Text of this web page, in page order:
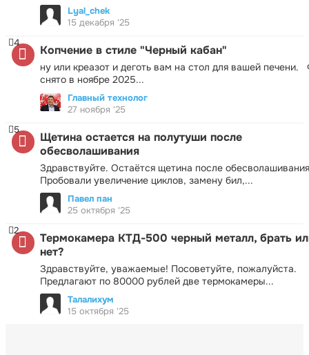
Lyal_chek
15 декабря '25
Копчение в стиле "Черный кабан"
ну или креазот и деготь вам на стол для вашей печени.
снято в ноябре 2025...
4
Главный технолог
27 ноября '25
Щетина остается на полутуши после
обесволашивания
Здравствуйте. Остаётся щетина после
Пробовали увеличение циклов, замену бил,...
5
Павел пан
25 октября '25
Термокамера КТД-500 черный металл, брать
нет?
Здравствуйте, уважаемые! Посоветуйте, пожалуйста.
Предлагают по 80000 рублей две термокамеры...
2
Талалихум
15 октября '25